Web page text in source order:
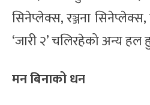
सिनेप्लेक्स, रञ्जना
‘जारी २’ चलिरहेको अन्य हल
मन बिनाको धन